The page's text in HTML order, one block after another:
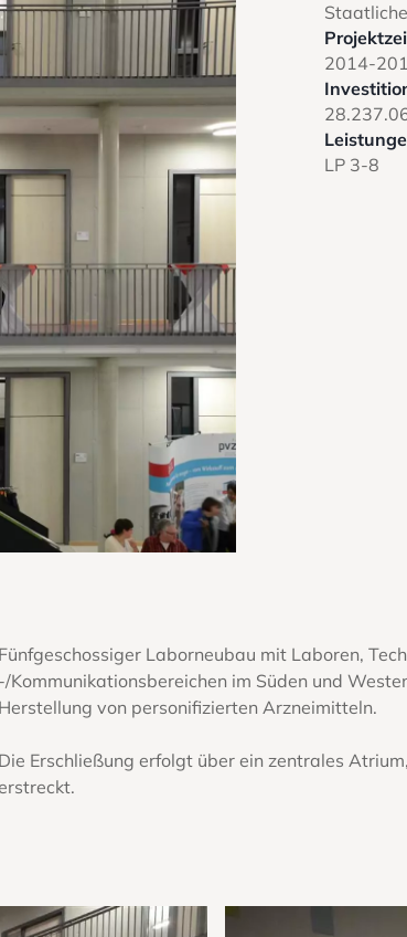
2014-
LP 3-8
Fünfgeschossiger Laborneubau mit Laboren,
-/Kommunikationsbereichen im Süden und
Herstellung von personifizierten Arzneimitteln.
Die Erschließung erfolgt über ein zentrales